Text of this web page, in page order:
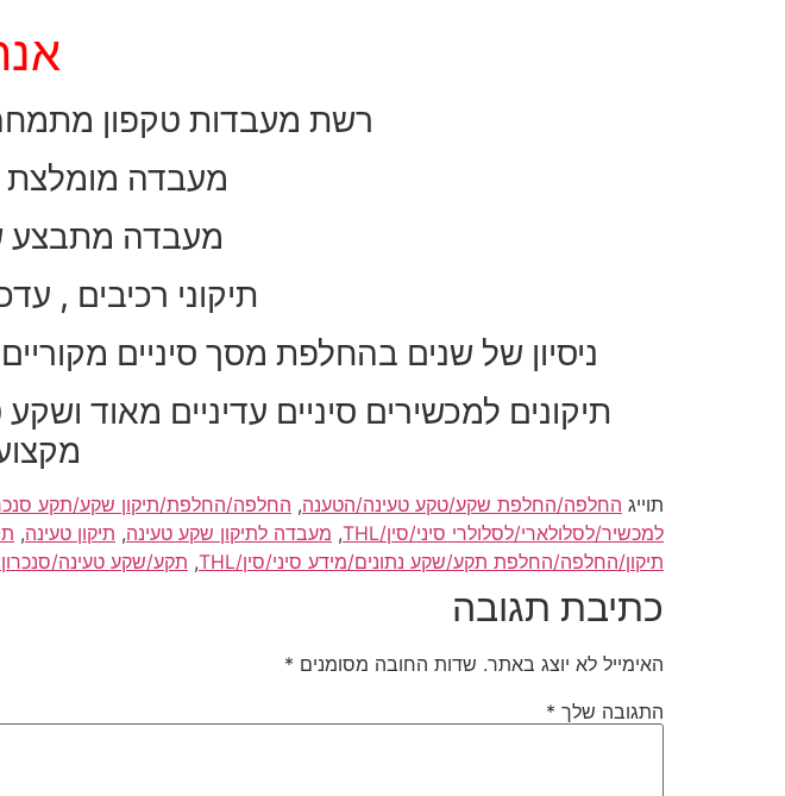
רשת מעבדות טקפון
מעבדה מומלצת
מעבדה מתבצע
תיקוני רכיבים ,
ניסיון של שנים בהחלפת מסך סיניים
תיקונים למכשירים סיניים עדיניים מאוד
תוייג החלפה/החלפת שקע/טקע טעינה/הטענה, החלפה/החלפת/תיקון שקע/תקע
למכשיר/לסלולארי/לסלולרי סיני/סין/THL
, מעבדה לתיקון שקע טעינה, תיקון טעינה,
תיקון/החלפה/החלפת תקע/שקע נתונים/מידע סיני/סין/THL
, תקע/שקע טעינה/
כתיבת תגובה
האימייל לא יוצג באתר. שדות החובה מסומנים *
התגובה שלך *